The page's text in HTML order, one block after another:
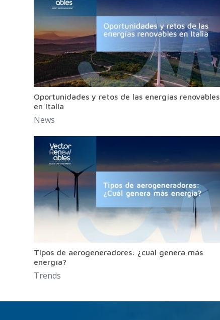
Oportunidades y retos de las energías renovables
en Italia
News
Tipos de aerogeneradores: ¿cuál genera más
energía?
Trends